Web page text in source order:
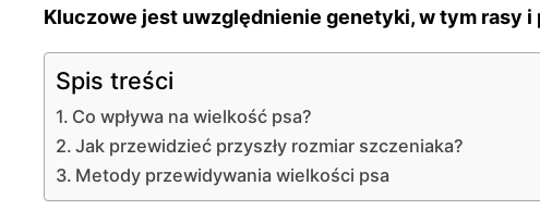
Kluczowe jest uwzględnienie genetyki, w tym rasy
Spis treści
Co wpływa na wielkość psa?
Jak przewidzieć przyszły rozmiar szczeniaka?
Metody przewidywania wielkości psa